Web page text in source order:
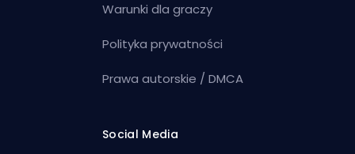
Warunki dla graczy
Polityka prywatności
Prawa autorskie / DMCA
Social Media